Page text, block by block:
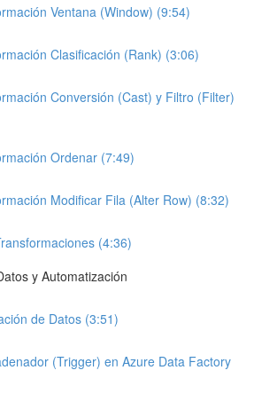
Ventana (Window) (9:54)
Clasificación (Rank) (3:06)
Conversión (Cast) y Filtro (Filter)
Ordenar (7:49)
Modificar Fila (Alter Row) (8:32)
(4:36)
y Automatización
de Datos (3:51)
(Trigger) en Azure Data Factory